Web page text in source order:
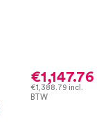
€1,147.76
€1,388.79 incl.
BTW